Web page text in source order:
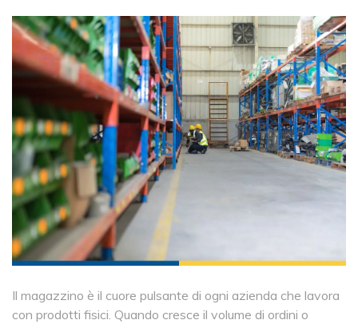
Il magazzino è il cuore pulsante di ogni azienda che lavora
con prodotti fisici. Quando cresce il volume di ordini o